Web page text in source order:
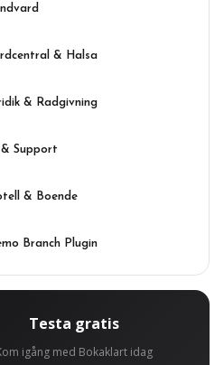
& Halsa
& Radgivning
& Support
& Boende
Branch Plugin
Testa gratis
igång med Bokaklart idag